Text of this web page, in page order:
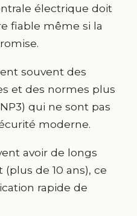
électrique doit
fiable même si la
souvent des
et des normes plus
qui ne sont pas
moderne.
avoir de longs
de 10 ans), ce
rapide de